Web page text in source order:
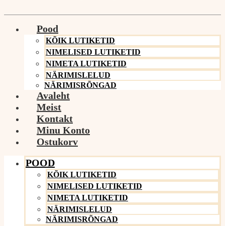
Pood
KÕIK LUTIKETID
NIMELISED LUTIKETID
NIMETA LUTIKETID
NÄRIMISLELUD
NÄRIMISRÕNGAD
Avaleht
Meist
Kontakt
Minu Konto
Ostukorv
POOD
KÕIK LUTIKETID
NIMELISED LUTIKETID
NIMETA LUTIKETID
NÄRIMISLELUD
NÄRIMISRÕNGAD